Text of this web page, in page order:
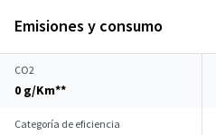
Emisiones y consumo
CO2
0 g/Km**
Categoría de eficiencia